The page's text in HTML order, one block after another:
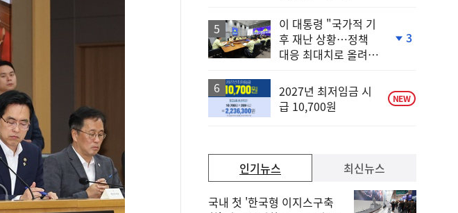
이 대통령 "국가적 기
후 재난 상황…정책
대응 최대치로 올려
3
2027년 최저임금 시
급 10,700원
NEW
인기뉴스
국내 첫 '한국형 이지스구축
최신뉴스